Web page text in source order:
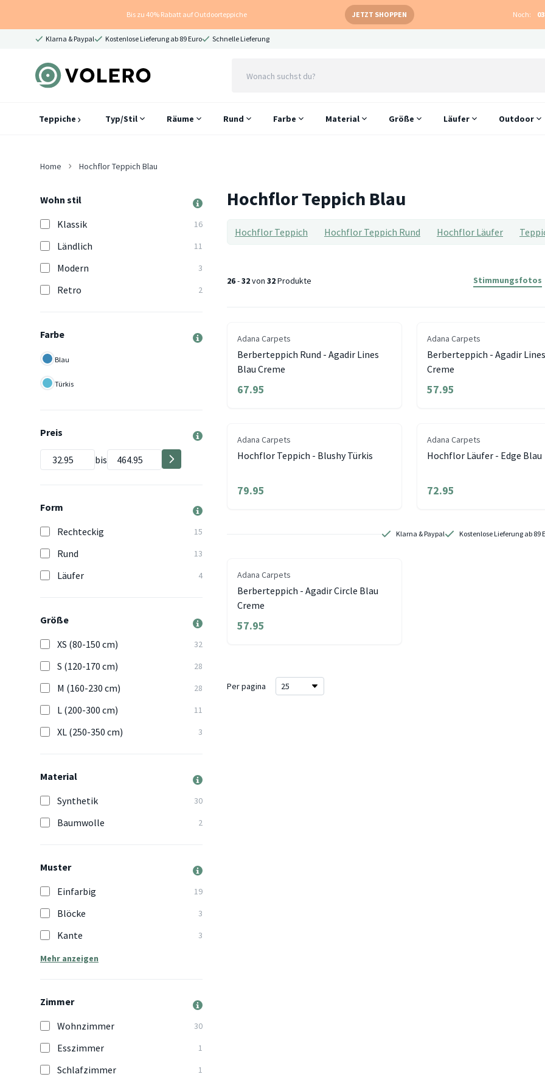
Bis zu 40% Rabatt auf Outdoorteppiche JETZT SHOPPEN Noch: 03
Klarna & Paypal Kostenlose Lieferung ab 89 Euro Schnelle Lieferung
Teppiche Typ/Stil Räume Rund Farbe Material Größe Läufer Outdoor
Home Hochflor Teppich Blau
Wohn stil
Klassik
16
Ländlich 11
Modern 3
Retro 2
Farbe
Blau
Türkis
Preis
bis
Form
Rechteckig
15
Rund 13
Läufer 4
Größe
XS (80-150 cm)
32
S (120-170 cm) 28
M (160-230 cm) 28
L (200-300 cm) 11
XL (250-350 cm) 3
Material
Synthetik
30
Baumwolle 2
Muster
Einfarbig
19
Blöcke 3
Kante 3
Mehr anzeigen
Zimmer
Wohnzimmer
30
Esszimmer 1
Schlafzimmer 1
Hochflor Teppich Blau
Hochflor Teppich Hochflor Teppich Rund Hochflor Läufer
26-32von 32Produkte Stimmungsfotos
Adana Carpets
Berberteppich Rund - Agadir Lines
Blau Creme
67.95
Adana Carpets
Berberteppich - Agadir
Creme
57.95
Adana Carpets
Hochflor Teppich - Blushy Türkis
79.95
Adana Carpets
Hochflor Läufer - Edge Blau
72.95
Klarna & Paypal Kostenlose Lieferung ab 89
Adana Carpets
Berberteppich - Agadir Circle Blau
Creme
57.95
Per pagina